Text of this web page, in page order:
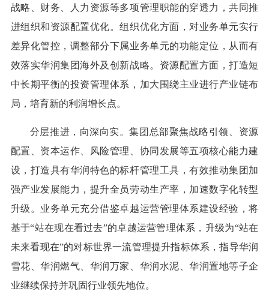
战略、财务、人力资源等多项管理职能的穿透力，共同推
进组织和资源配置优化。组织优化方面，对业务单元实行
差异化管控，调整部分下属业务单元的功能定位，从而有
效落实华润集团海外及创新战略。资源配置方面，打造短
中长期平衡的投资管理体系，加大围绕主业进行产业链布
局，培育新的利润增长点。
分层推进，向深向实。集团总部聚焦战略引领、资源
配置、资本运作、风险管理、协同发展等五项核心能力建
设，打造具有华润特色的标杆管理工具，有效推动集团加
强产业发展能力，提升全员劳动生产率，加速数字化转型
升级。业务单元充分借鉴卓越运营管理体系建设经验，将
基于“站在现在看过去”的卓越运营管理体系，升级为“站在
未来看现在”的对标世界一流管理提升指标体系，指导华润
雪花、华润燃气、华润万家、华润水泥、华润置地等子企
业继续保持并巩固行业领先地位。